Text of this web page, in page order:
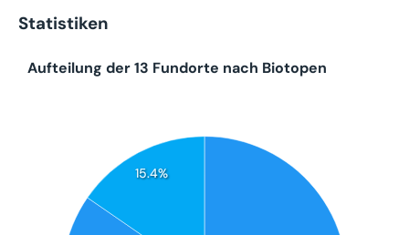
Statistiken
15.4%
Aufteilung der 13 Fundorte nach Biotopen